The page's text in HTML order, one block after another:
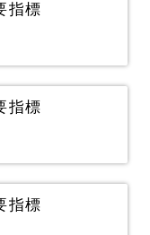
指標
指標
指標